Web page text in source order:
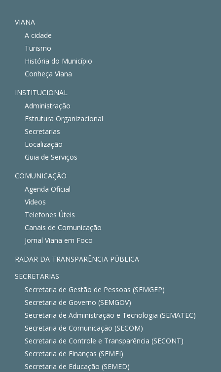
VIANA
A cidade
Turismo
História do Município
Conheça Viana
INSTITUCIONAL
Administração
Estrutura Organizacional
Secretarias
Localização
Guia de Serviços
COMUNICAÇÃO
Agenda Oficial
Vídeos
Telefones Úteis
Canais de Comunicação
Jornal Viana em Foco
RADAR DA TRANSPARÊNCIA PÚBLICA
SECRETARIAS
Secretaria de Gestão de Pessoas (SEMGEP)
Secretaria de Governo (SEMGOV)
Secretaria de Administração e Tecnologia (SEMATEC)
Secretaria de Comunicação (SECOM)
Secretaria de Controle e Transparência (SECONT)
Secretaria de Finanças (SEMFI)
Secretaria de Educação (SEMED)